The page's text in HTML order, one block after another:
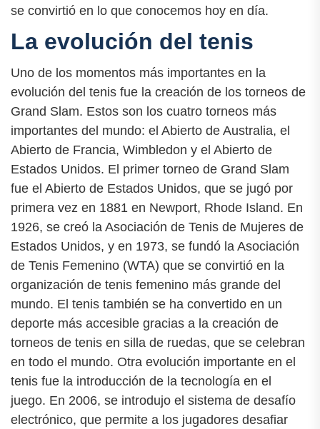
se convirtió en lo que conocemos hoy en día.
La evolución del tenis
Uno de los momentos más importantes en la
evolución del tenis fue la creación de los torneos de
Grand Slam. Estos son los cuatro torneos más
importantes del mundo: el Abierto de Australia, el
Abierto de Francia, Wimbledon y el Abierto de
Estados Unidos. El primer torneo de Grand Slam
fue el Abierto de Estados Unidos, que se jugó por
primera vez en 1881 en Newport, Rhode Island. En
1926, se creó la Asociación de Tenis de Mujeres de
Estados Unidos, y en 1973, se fundó la Asociación
de Tenis Femenino (WTA) que se convirtió en la
organización de tenis femenino más grande del
mundo. El tenis también se ha convertido en un
deporte más accesible gracias a la creación de
torneos de tenis en silla de ruedas, que se celebran
en todo el mundo. Otra evolución importante en el
tenis fue la introducción de la tecnología en el
juego. En 2006, se introdujo el sistema de desafío
electrónico, que permite a los jugadores desafiar